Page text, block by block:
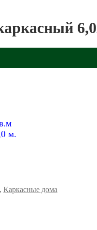
м.
, Каркасные дома